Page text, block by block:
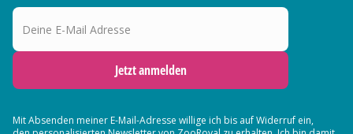
Deine E-Mail Adresse
Jetzt anmelden
Mit Absenden meiner E-Mail-Adresse willige ich bis auf Widerruf ein,